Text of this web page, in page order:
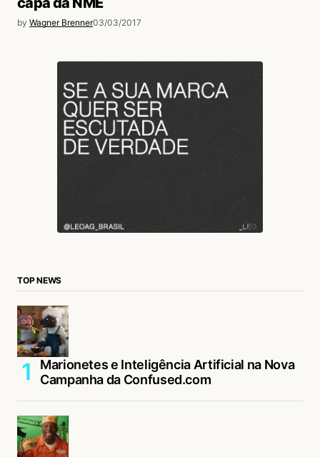
by Wagner Brenner03/03/2017
TOP NEWS
Marionetes e Inteligência Artificial na Nova
Campanha da Confused.com